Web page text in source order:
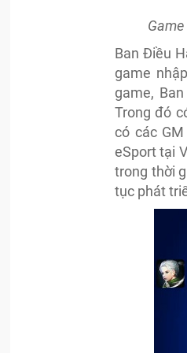
Ban Điều
game
game,
Trong đó
có các
eSport tại
trong thời
tục phát